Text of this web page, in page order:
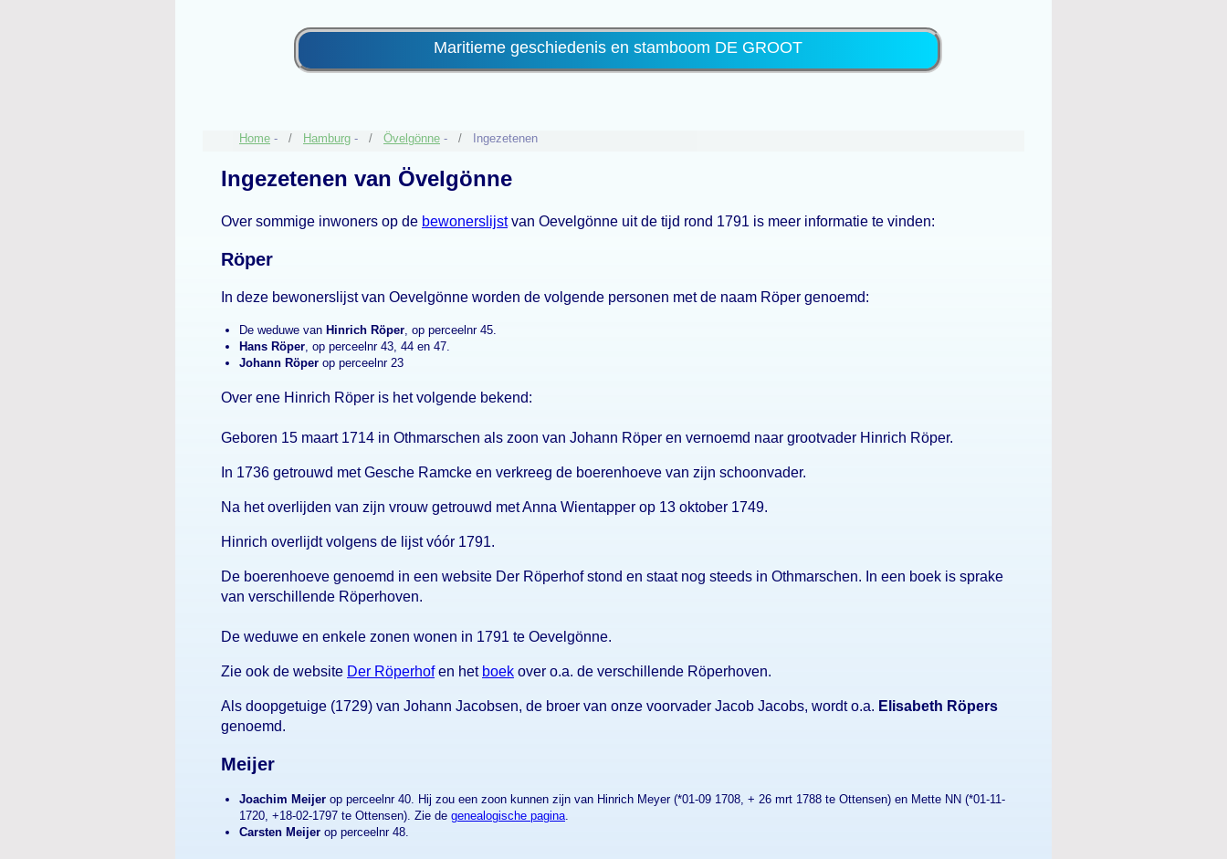
Maritieme geschiedenis en stamboom DE GROOT
Home - Hamburg - Övelgönne - Ingezetenen
Ingezetenen van Övelgönne
Over sommige inwoners op de bewonerslijstvan Oevelgönne uit de tijd rond 1791 is meer informatie te vinden:
Röper
In deze bewonerslijst van Oevelgönne worden de volgende personen met de naam Röper genoemd:
De weduwe van Hinrich Röper , op perceelnr 45.
Hans Röper , op perceelnr 43, 44 en 47.
Johann Röper op perceelnr 23
Over ene Hinrich Röper is het volgende bekend:
Geboren 15 maart 1714 in Othmarschen als zoon van Johann Röper en vernoemd naar grootvader Hinrich Röper.
In 1736 getrouwd met Gesche Ramcke en verkreeg de boerenhoeve van zijn schoonvader.
Na het overlijden van zijn vrouw getrouwd met Anna Wientapper op 13 oktober 1749.
Hinrich overlijdt volgens de lijst vóór 1791.
De boerenhoeve genoemd in een website Der Röperhof stond en staat nog steeds in Othmarschen. In een boek is sprake
van verschillende Röperhoven.
De weduwe en enkele zonen wonen in 1791 te Oevelgönne.
Zie ook de website Der Röperhofen het boek over o.a. de verschillende Röperhoven.
Als doopgetuige (1729) van Johann Jacobsen, de broer van onze voorvader Jacob Jacobs, wordt o.a. Elisabeth Röpers
genoemd.
Meijer
Joachim Meijer op perceelnr 40. Hij zou een zoon kunnen zijn van Hinrich Meyer (*01-09 1708, + 26 mrt 1788 te Ottensen) en Mette NN (*01-11-
1720, +18-02-1797 te Ottensen). Zie de genealogische pagina.
Carsten Meijer op perceelnr 48.